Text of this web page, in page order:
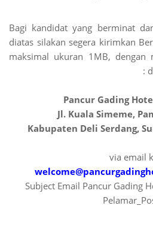
Bagi kandidat yang berminat
diatas silakan segera kirimkan
maksimal ukuran 1MB, dengan
Pancur Gading
Jl. Kuala Simeme,
Kabupaten Deli Serdang,
via email
Subject Email Pancur Gading